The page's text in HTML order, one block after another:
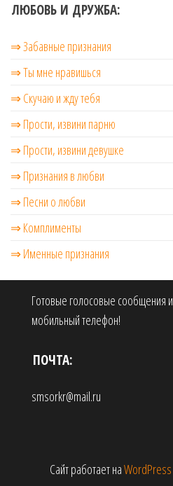
ЛЮБОВЬ И ДРУЖБА:
⇒ Забавные признания
⇒ Ты мне нравишься
⇒ Скучаю и жду тебя
⇒ Прости, извини парню
⇒ Прости, извини девушке
⇒ Признания в любви
⇒ Песни о любви
⇒ Комплименты
⇒ Именные признания
Готовые голосовые сообщения и
мобильный телефон!
ПОЧТА:
smsorkr@mail.ru
Сайт работает наWordPress